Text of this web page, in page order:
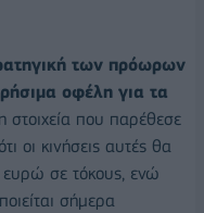
των πρόωρων
οφέλη για τα
στοιχεία που παρέθεσε
οι κινήσεις αυτές θα
ευρώ σε τόκους, ενώ
σήμερα